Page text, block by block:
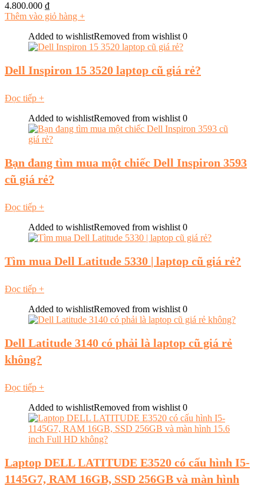
4.800.000 ₫
Thêm vào giỏ hàng +
Added to wishlistRemoved from wishlist 0
Dell Inspiron 15 3520 laptop cũ giá rẻ?
Đọc tiếp +
Added to wishlistRemoved from wishlist 0
Bạn đang tìm mua một chiếc Dell Inspiron 3593
cũ giá rẻ?
Đọc tiếp +
Added to wishlistRemoved from wishlist 0
Tìm mua Dell Latitude 5330 | laptop cũ giá rẻ?
Đọc tiếp +
Added to wishlistRemoved from wishlist 0
Dell Latitude 3140 có phải là laptop cũ giá rẻ
không?
Đọc tiếp +
Added to wishlistRemoved from wishlist 0
Laptop DELL LATITUDE E3520 có cấu hình I5-
1145G7, RAM 16GB, SSD 256GB và màn hình